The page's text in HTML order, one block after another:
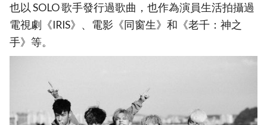
也以 SOLO 歌手發行過歌曲，也作為演員生活拍攝過
電視劇《IRIS》、電影《同窗生》和《老千：神之
手》等。